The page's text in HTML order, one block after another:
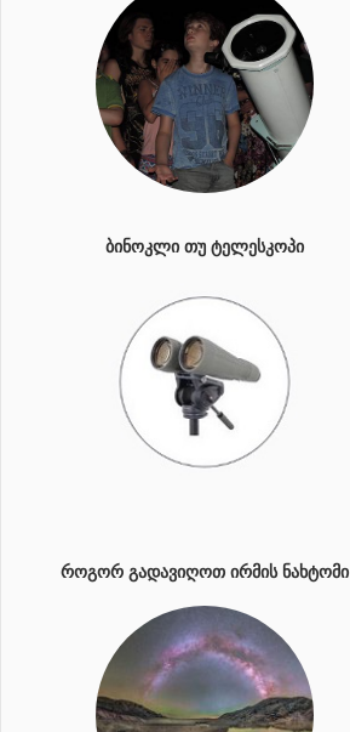
ᲑᲘᲜᲝᲙᲚᲘ ᲗᲣ ᲢᲔᲚᲔᲡᲙᲝᲞᲘ
ᲠᲝᲒᲝᲠ ᲒᲐᲓᲐᲕᲘᲦᲝᲗ ᲘᲠᲛᲘᲡ ᲜᲐᲮᲢᲝᲛᲘ